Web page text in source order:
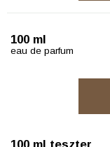
100 ml
eau de parfum